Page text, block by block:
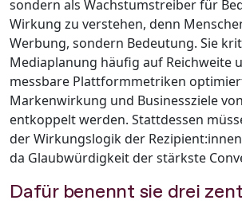
sondern als Wachstumstreiber für
Wirkung zu verstehen, denn
Werbung, sondern Bedeutung. Sie
Mediaplanung häufig auf Reichweite
messbare Plattformmetriken
Markenwirkung und Businessziele
entkoppelt werden. Stattdessen
der Wirkungslogik der
da Glaubwürdigkeit der stärkste
Dafür benennt sie drei